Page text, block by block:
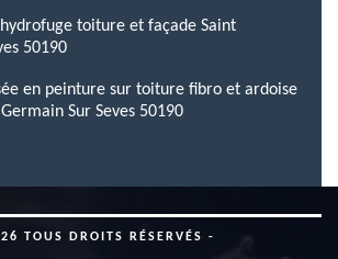
toiture et façade Saint
50190
en peinture sur toiture fibro et ardoise
Sur Seves 50190
TOUS DROITS RÉSERVÉS -